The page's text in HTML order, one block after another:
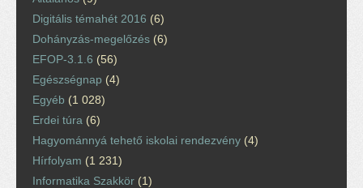
Digitális témahét 2016 (6)
Dohányzás-megelőzés (6)
EFOP-3.1.6 (56)
Egészségnap (4)
Egyéb (1 028)
Erdei túra (6)
Hagyománnyá tehető iskolai rendezvény (4)
Hírfolyam (1 231)
Informatika Szakkör (1)